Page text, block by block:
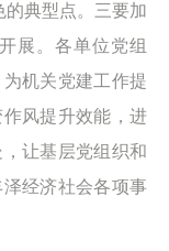
的典型点。三要加
展。各单位党组
机关党建工作提
风提升效能，进
让基层党组织和
经济社会各项事